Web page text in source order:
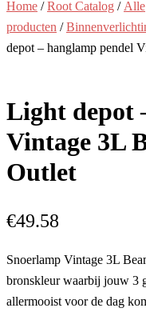
Home /Root Catalog / Alle
producten /
depot – hanglamp pendel
Light depot
Vintage 3L
Outlet
€49.58
Snoerlamp Vintage 3L
bronskleur waarbij jouw 3
allermooist voor de dag